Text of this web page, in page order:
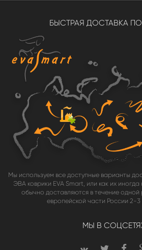
БЫСТРАЯ ДОСТАВКА
Мы используем все доступные варианты
ЭВА коврики EVA Smart, или как их
обычно доставляются в течение
европейской части России 2-3
МЫ В